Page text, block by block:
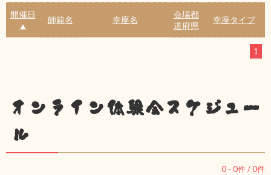
開催日
▲
師範名 幸座名
会場都
道府県
幸座タイプ
1
オンライン体験会スケジュー
ル
0 - 0件 /0件